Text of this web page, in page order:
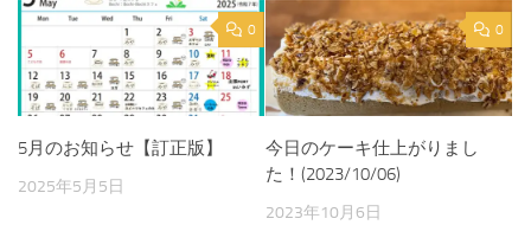
0
5月のお知らせ【訂正版】
2025年5月5日
0
今日のケーキ仕上がりまし
た！(2023/10/06)
2023年10月6日